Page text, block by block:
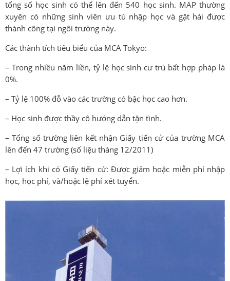
tổng số học sinh có thể lên đến 540 học sinh. MAP thường
xuyên có những sinh viên ưu tú nhập học và gặt hái được
thành công tại ngôi trường này.
Các thành tích tiêu biểu của MCA Tokyo:
– Trong nhiều năm liền, tỷ lệ học sinh cư trú bất hợp pháp là
0%.
– Tỷ lệ 100% đỗ vào các trường có bậc học cao hơn.
– Học sinh được thầy cô hướng dẫn tận tình.
– Tổng số trường liên kết nhận Giấy tiến cử của trường MCA
lên đến 47 trường (số liệu tháng 12/2011)
– Lợi ích khi có Giấy tiến cử: Được giảm hoặc miễn phí nhập
học, học phí, và/hoặc lệ phí xét tuyển.